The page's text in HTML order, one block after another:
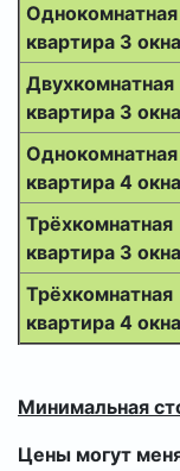
Однокомнатная
квартира 3 окна
Двухкомнатная
квартира 3 окна
Однокомнатная
квартира 4 окна
Трёхкомнатная
квартира 3 окна
Трёхкомнатная
квартира 4 окна
Минимальная
Цены могут